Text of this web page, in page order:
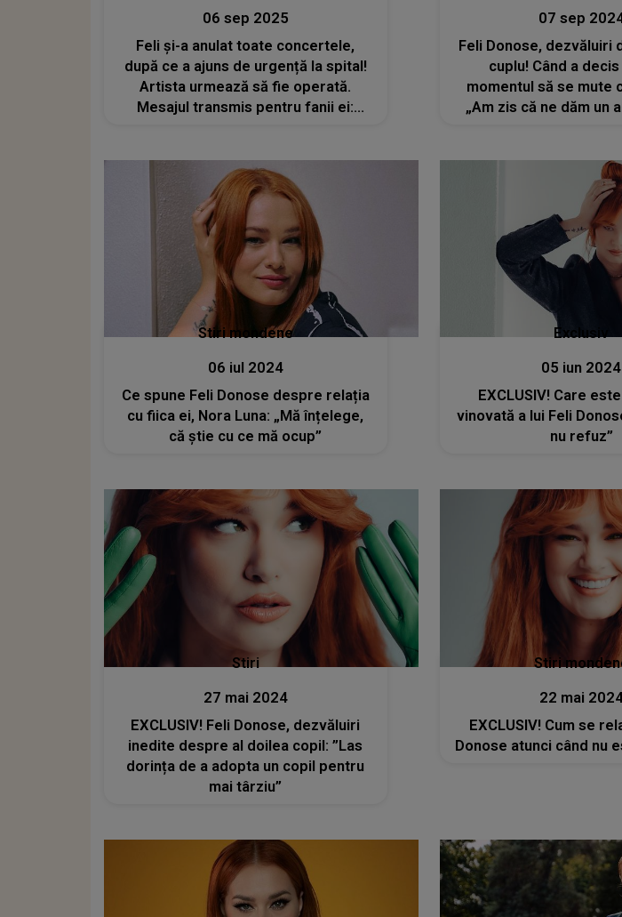
06 sep 2025
Feli și-a anulat toate concertele,
după ce a ajuns de urgență la spital!
Artista urmează să fie operată.
Mesajul transmis pentru fanii ei:
07 sep
Feli Donose, dezvăluiri
cuplu! Când a
momentul să se mute
„Am zis că ne dăm un
Stiri mondene
06 iul 2024
Ce spune Feli Donose despre relația
cu fiica ei, Nora Luna: „Mă înțelege,
că știe cu ce mă ocup”
Exclusiv
05 iun 2024
EXCLUSIV! Care
vinovată a lui Feli
nu refuz”
Stiri
27 mai 2024
EXCLUSIV! Feli Donose, dezvăluiri
inedite despre al doilea copil: ”Las
dorința de a adopta un copil pentru
mai târziu”
Stiri
22 mai
EXCLUSIV! Cum se
Donose atunci când nu